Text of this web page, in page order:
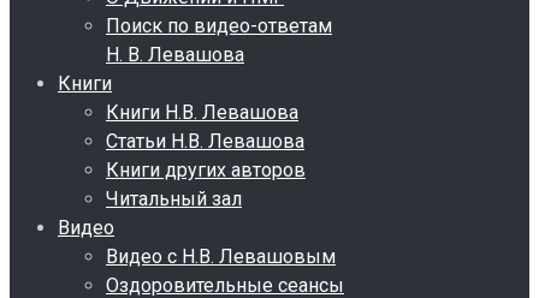
Поиск по видео-ответам
Н. В. Левашова
Книги
Книги Н.В. Левашова
Статьи Н.В. Левашова
Книги других авторов
Читальный зал
Видео
Видео с Н.В. Левашовым
Оздоровительные сеансы